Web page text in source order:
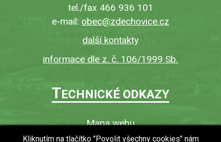
tel./fax 466 936 101
e-mail: obec@zdechovice.cz
další kontakty
informace dle z. č. 106/1999 Sb.
TECHNICKÉ ODKAZY
Mapa webu
O webu
Kliknutím na tlačítko "Povolit všechny cookies" nám